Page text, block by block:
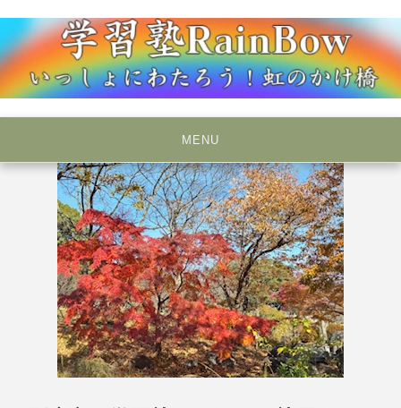
to
content
学習塾RainBow
MENU